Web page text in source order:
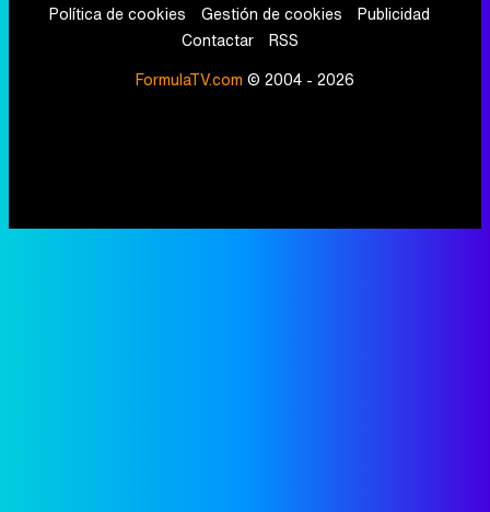
Política de cookies
Gestión de cookies
Publicidad
Contactar
RSS
FormulaTV.com © 2004 - 2026